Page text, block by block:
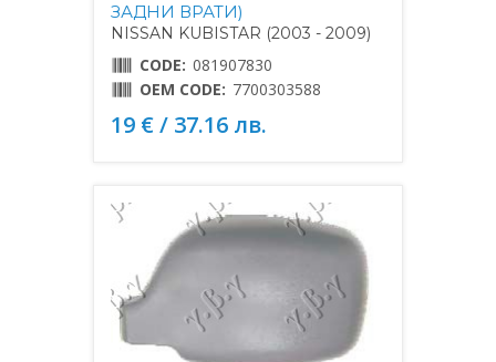
ЗАДНИ ВРАТИ)
NISSAN KUBISTAR (2003 - 2009)
CODE: 081907830
OEM CODE: 7700303588
19 € / 37.16 лв.